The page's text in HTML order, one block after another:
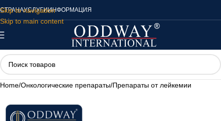
Skip to navigation
Skip to main content
СТРАНАУСЛУГИИНФОРМАЦИЯ
Home/Онкологические препараты/Препараты от лейкемии